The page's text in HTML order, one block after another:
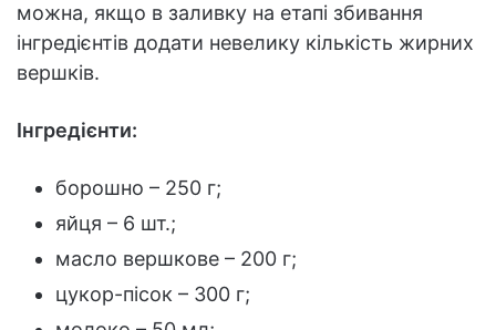
можна, якщо в заливку на етапі збивання
інгредієнтів додати невелику кількість жирних
вершків.
Інгредієнти:
борошно – 250 г;
яйця – 6 шт.;
масло вершкове – 200 г;
цукор-пісок – 300 г;